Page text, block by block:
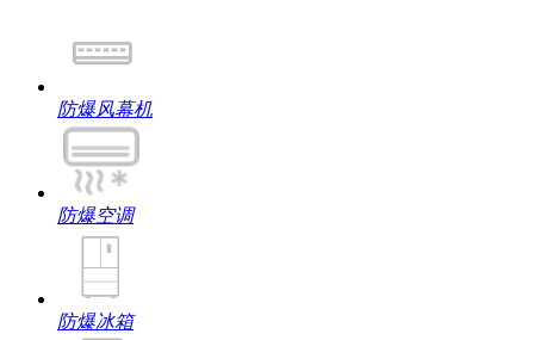
防爆风幕机
防爆空调
防爆冰箱